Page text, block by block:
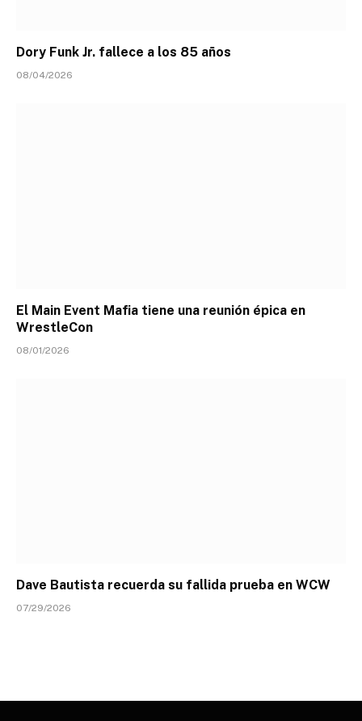
Dory Funk Jr. fallece a los 85 años
08/04/2026
El Main Event Mafia tiene una reunión épica en
WrestleCon
08/01/2026
Dave Bautista recuerda su fallida prueba en WCW
07/29/2026